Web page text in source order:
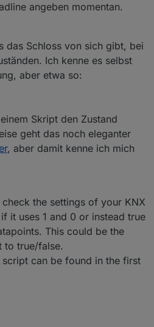
angeben momentan.
das Schloss von sich gibt, bei
Ich kenne es selbst
aber etwa so:
Skript den Zustand
geht das noch eleganter
, aber damit kenne ich mich
the settings of your KNX
it uses 1 and 0 or instead true
This could be the
to true/false.
can be found in the first